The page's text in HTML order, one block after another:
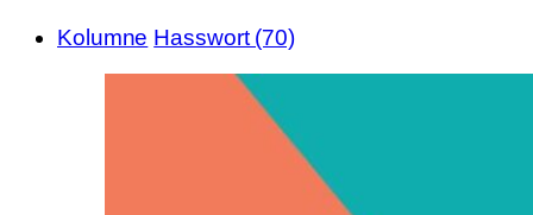
Kolumne Hasswort (70)